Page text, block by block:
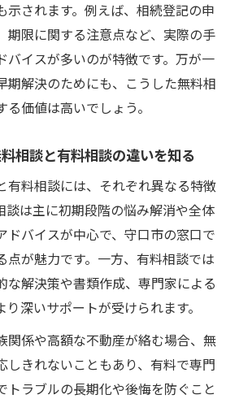
示されます。例えば、相続登記の申
期限に関する注意点など、実際の手
バイスが多いのが特徴です。万が一
期解決のためにも、こうした無料相
価値は高いでしょう。
相談と有料相談の違いを知る
有料相談には、それぞれ異なる特徴
談は主に初期段階の悩み解消や全体
ドバイスが中心で、守口市の窓口で
点が魅力です。一方、有料相談では
な解決策や書類作成、専門家による
深いサポートが受けられます。
関係や高額な不動産が絡む場合、無
しきれないこともあり、有料で専門
トラブルの長期化や後悔を防ぐこと